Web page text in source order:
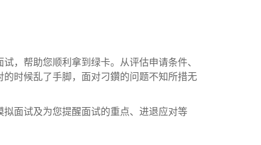
，帮助您顺利拿到绿卡。从评估申请条件、
时候乱了手脚，面对刁鑽的问题不知所措无
面试及为您提醒面试的重点、进退应对等